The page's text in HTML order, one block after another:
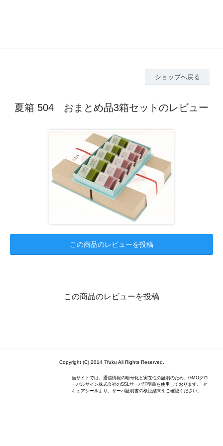
ショップへ戻る
夏箱 504 おまとめ品3箱セットのレビュー
この商品のレビューを投稿
この商品のレビューを投稿
Copyright (C) 2014 7fuku All Rights Reserved.
当サイトでは、通信情報の暗号化と実在性の証明のため、GMOグロ
ーバルサイン株式会社のSSLサーバ証明書を使用しております。 セ
キュアシールより、サーバ証明書の検証結果をご確認ください。